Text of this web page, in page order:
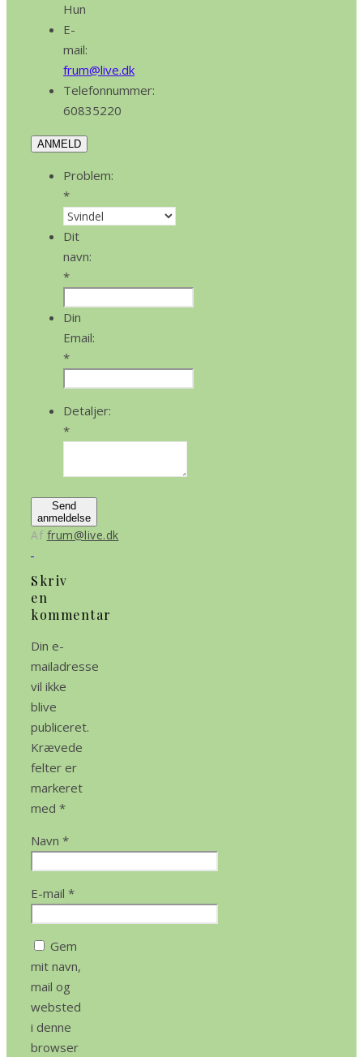
Hun
E-
mail:
frum@live.dk
Telefonnummer:
60835220
ANMELD
Problem:
*
Dit
navn:
*
Din
Email:
*
Detaljer:
*
Send
anmeldelse
Af frum@live.dk
Skriv
en
kommentar
Din e-
mailadresse
vil ikke
blive
publiceret.
Krævede
felter er
markeret
med *
Navn *
E-mail *
Gem
mit navn,
mail og
websted
i denne
browser